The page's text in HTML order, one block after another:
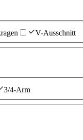
V-Ausschnitt
3/4-Arm